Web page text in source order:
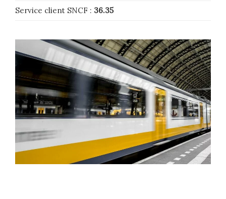
Service client SNCF : 36.35